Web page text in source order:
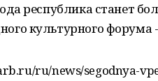
республика станет
культурного
ru/news/segodnya-